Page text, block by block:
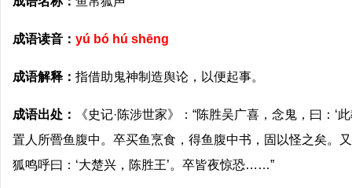
成语读音： yú bó hú shēng
成语解释： 指借助鬼神制造舆论，以便起事。
成语出处：
《史记·陈涉世家》：“陈胜吴广喜，念鬼，曰：‘
置人所罾鱼腹中。卒买鱼烹食，得鱼腹中书，固以怪之矣。
狐鸣呼曰：‘大楚兴，陈胜王’。卒皆夜惊恐……”